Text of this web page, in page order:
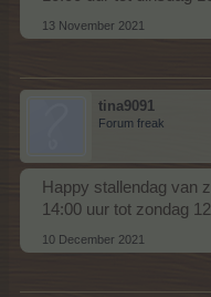
13 November 2021
tina9091
Forum freak
Happy stallendag van
14:00 uur tot zondag
10 December 2021